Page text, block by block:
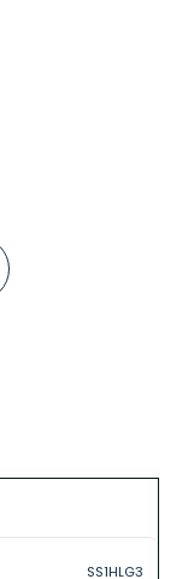
SS1HLG3